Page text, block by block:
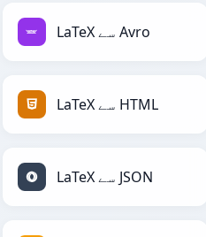
LaTeX سے Avro
LaTeX سے HTML
LaTeX سے JSON